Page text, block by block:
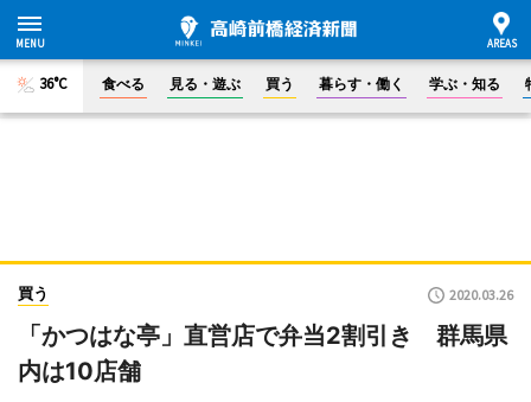
36°C 食べる 見る・遊ぶ 買う 暮らす・働く 学ぶ・知る
買う 2020.03.26
「かつはな亭」直営店で弁当2割引き 群馬県
内は10店舗